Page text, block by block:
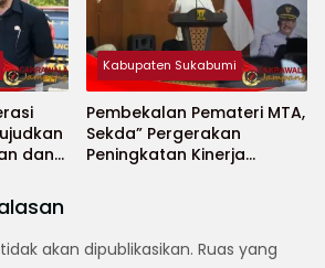
dan
Kabupaten Sukabumi
Pembekalan Pemateri MTA,
Sekda” Pergerakan
Peningkatan Kinerja
akan dipublikasikan. Ruas yang